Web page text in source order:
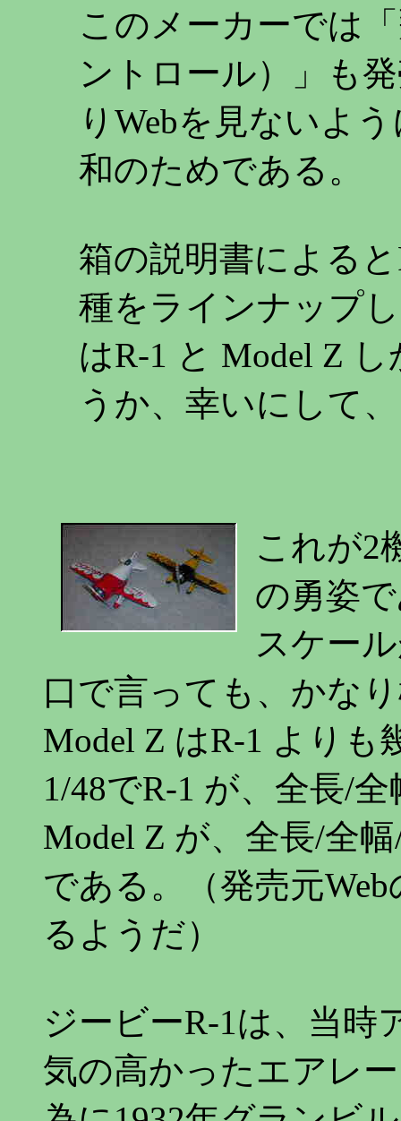
このメーカーでは
ントロール）」も
りWebを見ないよ
和のためである。
箱の説明書による
種をラインナップ
はR-1 と Model Z
うか、幸いにして
これが2
の勇姿
スケー
口で言っても、かな
Model Z はR-1 よりも
1/48でR-1 が、全長/
Model Z が、全長/全
である。（発売元
るようだ）
ジービーR-1は、当時
気の高かったエアレ